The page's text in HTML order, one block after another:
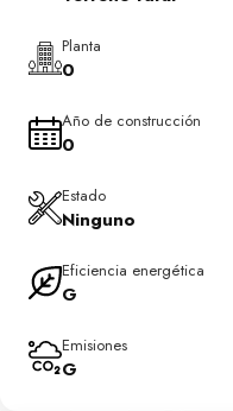
Planta
0
Año de construcción
0
Estado
Ninguno
Eficiencia energética
G
Emisiones
G